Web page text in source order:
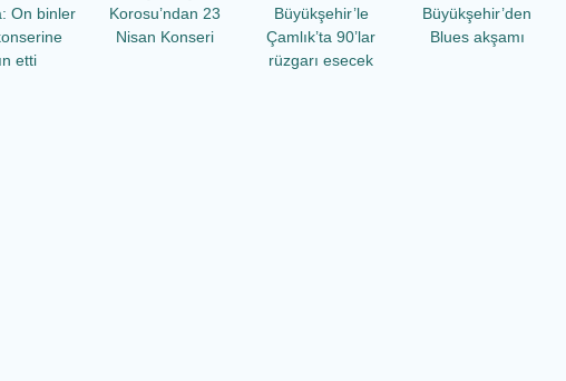
On binler
etti
Korosu’ndan 23
Nisan Konseri
Büyükşehir’le
Çamlık’ta 90’lar
rüzgarı esecek
Büyükşehir’den
Blues akşamı